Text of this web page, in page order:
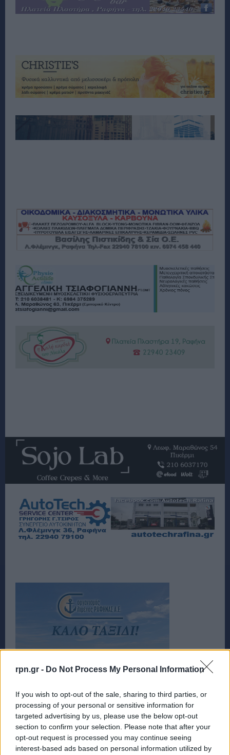
rpn.gr - Do Not Process My Personal Information
If you wish to opt-out of the sale, sharing to third parties, or
processing of your personal or sensitive information for
targeted advertising by us, please use the below opt-out
section to confirm your selection. Please note that after your
opt-out request is processed you may continue seeing
interest-based ads based on personal information utilized by